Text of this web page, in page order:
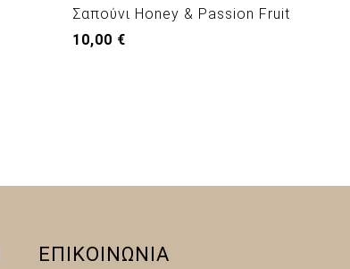
Σαπούνι Honey & Passion Fruit
10,00 €
ΕΠΙΚΟΙΝΩΝΙΑ